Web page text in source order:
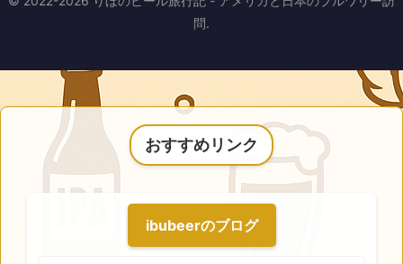
問.
おすすめリンク
ibubeerのブログ